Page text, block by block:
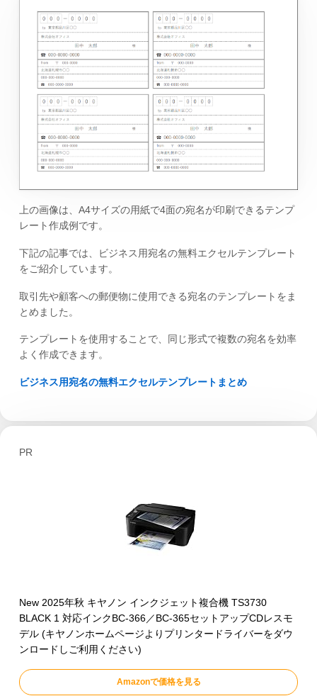
上の画像は、A4サイズの用紙で4面の宛名が印刷できるテンプ
レート作成例です。
下記の記事では、ビジネス用宛名の無料エクセルテンプレート
をご紹介しています。
取引先や顧客への郵便物に使用できる宛名のテンプレートをま
とめました。
テンプレートを使用することで、同じ形式で複数の宛名を効率
よく作成できます。
ビジネス用宛名の無料エクセルテンプレートまとめ
PR
New 2025年秋 キヤノン インクジェット複合機 TS3730
BLACK 1 対応インクBC-366／BC-365セットアップCDレスモ
デル (キヤノンホームページよりプリンタードライバーをダウ
ンロードしご利用ください)
Amazonで価格を見る